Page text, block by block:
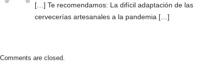
[…] Te recomendamos: La difícil adaptación de las
cervecerías artesanales a la pandemia […]
Comments are closed.